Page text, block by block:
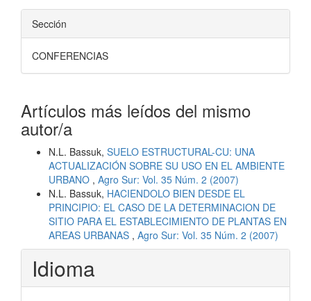
Sección
CONFERENCIAS
Artículos más leídos del mismo
autor/a
N.L. Bassuk, SUELO ESTRUCTURAL-CU: UNA
ACTUALIZACIÓN SOBRE SU USO EN EL AMBIENTE
URBANO , Agro Sur: Vol. 35 Núm. 2 (2007)
N.L. Bassuk, HACIENDOLO BIEN DESDE EL
PRINCIPIO: EL CASO DE LA DETERMINACION DE
SITIO PARA EL ESTABLECIMIENTO DE PLANTAS EN
AREAS URBANAS , Agro Sur: Vol. 35 Núm. 2 (2007)
Idioma